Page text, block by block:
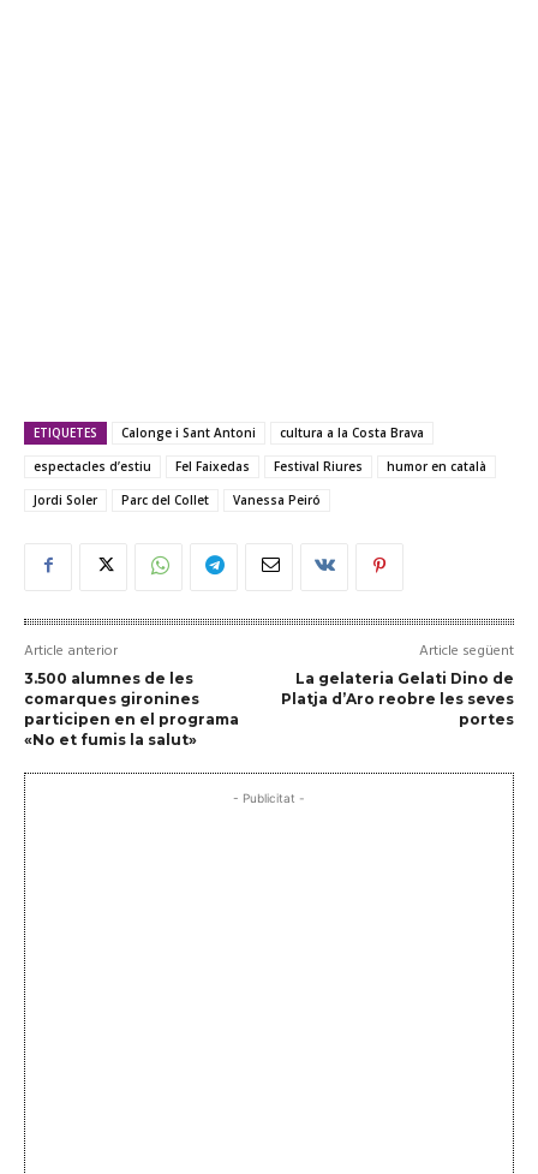
ETIQUETES Calonge i Sant Antoni
cultura a la Costa Brava
espectacles d’estiu
Fel Faixedas Festival Riures
humor en català
Jordi Soler
Parc del Collet Vanessa Peiró
Article anterior
3.500 alumnes de les
comarques gironines
participen en el programa
«No et fumis la salut»
Article següent
La gelateria Gelati Dino de
Platja d’Aro reobre les seves
portes
- Publicitat -